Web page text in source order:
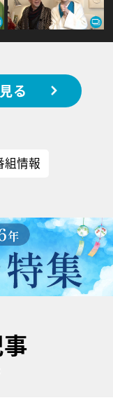
る
組情報